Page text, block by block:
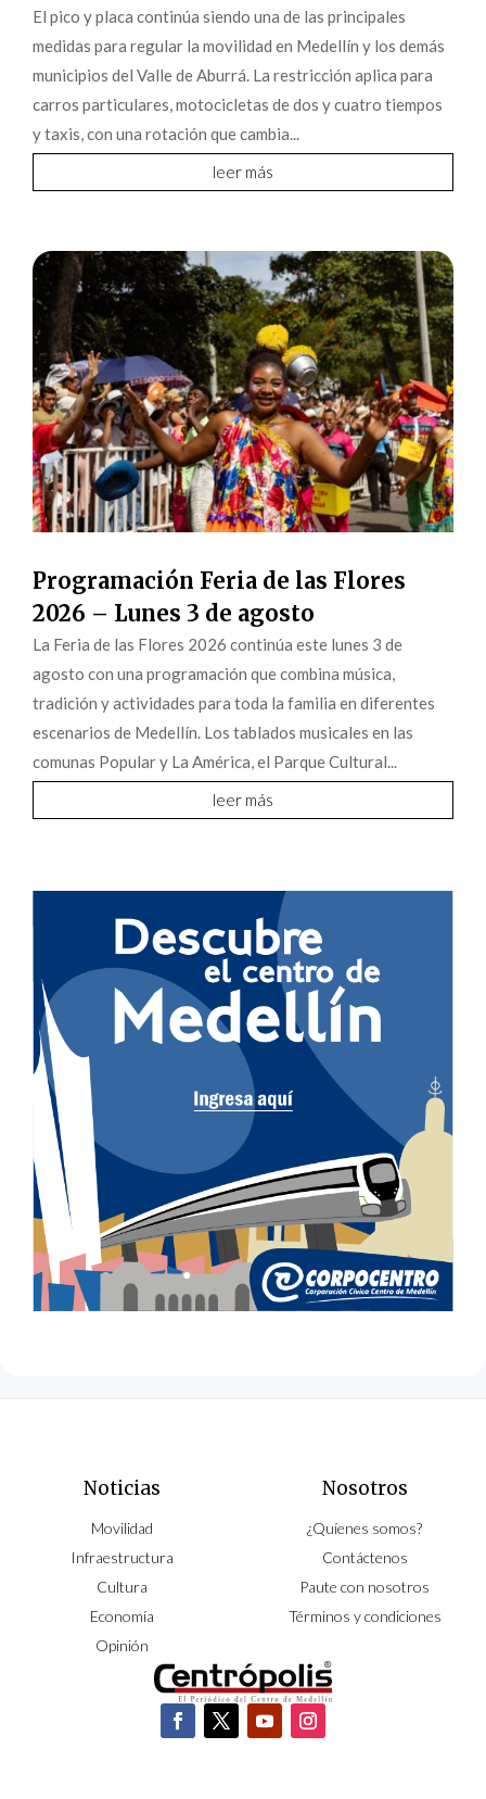
El pico y placa continúa siendo una de las principales
medidas para regular la movilidad en Medellín y los demás
municipios del Valle de Aburrá. La restricción aplica para
carros particulares, motocicletas de dos y cuatro tiempos
y taxis, con una rotación que cambia...
leer más
Programación Feria de las Flores
2026 – Lunes 3 de agosto
La Feria de las Flores 2026 continúa este lunes 3 de
agosto con una programación que combina música,
tradición y actividades para toda la familia en diferentes
escenarios de Medellín. Los tablados musicales en las
comunas Popular y La América, el Parque Cultural...
leer más
Noticias
Movilidad
Infraestructura
Cultura
Economía
Opinión
Nosotros
¿Quíenes somos?
Contáctenos
Paute con nosotros
Términos y condiciones